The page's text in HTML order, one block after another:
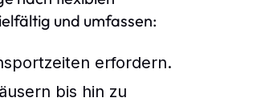
und umfassen:
erfordern.
bis hin zu